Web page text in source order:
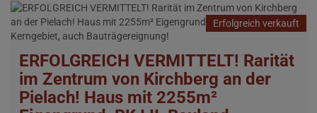
Erfolgreich verkauft
ERFOLGREICH VERMITTELT! Rarität
im Zentrum von Kirchberg an der
Pielach! Haus mit 2255m²